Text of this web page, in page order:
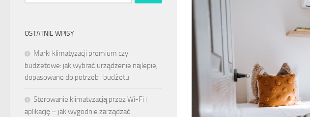
OSTATNIE WPISY
Marki klimatyzacji premium czy
budżetowe: jak wybrać urządzenie najlepiej
dopasowane do potrzeb i budżetu
Sterowanie klimatyzacją przez Wi-Fi i
aplikację – jak wygodnie zarządzać